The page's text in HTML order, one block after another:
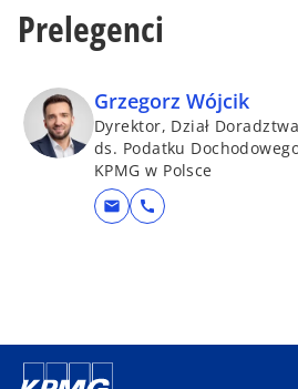
Prelegenci
Grzegorz Wójcik
Dyrektor, Dział
ds. Podatku
KPMG w Polsce
mail call